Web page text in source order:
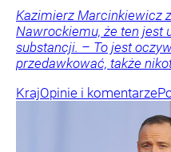
Kazimierz Marcinkiewicz
Nawrockiemu, że ten jest
substancji. – To jest
przedawkować, także
KrajOpinie i komentarze